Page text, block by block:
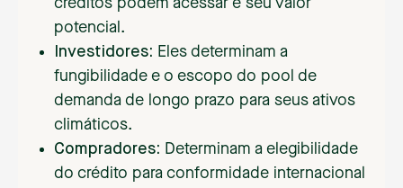
créditos podem acessar e seu valor
potencial.
Investidores: Eles determinam a
fungibilidade e o escopo do pool de
demanda de longo prazo para seus ativos
climáticos.
Compradores: Determinam a elegibilidade
do crédito para conformidade internacional